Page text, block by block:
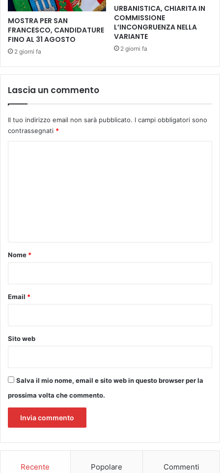
l
t
e
r
i
T
s
c
a
a
f
i
r
i
m
p
i
a
b
MOSTRA PER SAN
FRANCESCO, CANDIDATURE
FINO AL 31 AGOSTO
2 giorni fa
URBANISTICA, CHIARITA IN
COMMISSIONE
L’INCONGRUENZA NELLA
VARIANTE
2 giorni fa
Lascia un commento
Il tuo indirizzo email non sarà pubblicato. I campi obbligatori sono
contrassegnati *
o
Nome *
Email *
Sito web
Salva il mio nome, email e sito web in questo browser per la
prossima volta che commento.
Recente Popolare Commenti